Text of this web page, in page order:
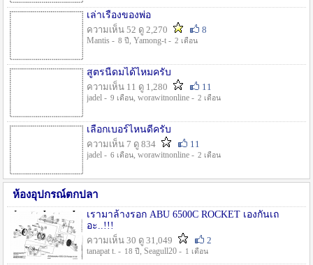
เล่าเรื่องของพ่อ
ความเห็น 52 ดู 2,270
8
Mantis - 8 ปี , Yamong-t - 2 เดือน
สูตรนี้ดมได้ไหมครับ
ความเห็น 11 ดู 1,280
11
jadel - 9 เดือน, worawitnonline - 2 เดือน
เลือกเบอร์ไหนดีครับ
ความเห็น 7 ดู 834
11
jadel - 6 เดือน, worawitnonline - 2 เดือน
ห้องอุปกรณ์ตกปลา
เรามาล้างรอก ABU 6500C ROCKET เองกันเถ
อะ..!!!
ความเห็น 30 ดู 31,049
2
tanapat t. - 18 ปี , Seagull20 - 1 เดือน